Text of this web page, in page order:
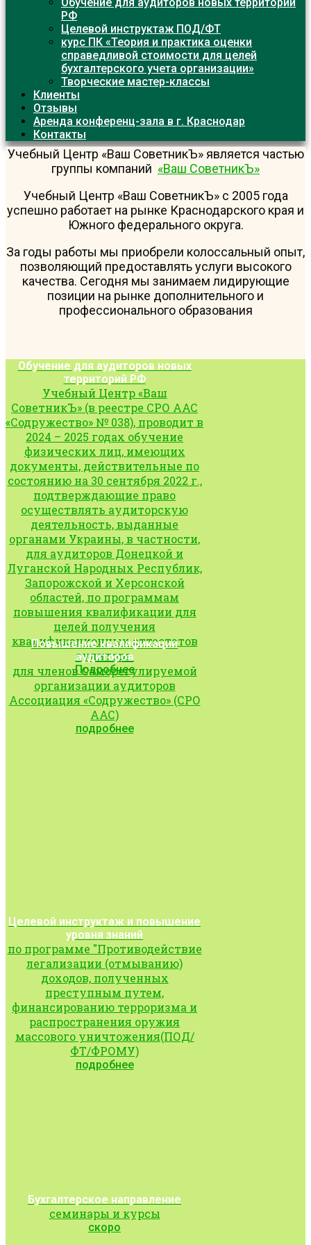
РФ
Целевой инструктаж ПОД/ФТ
курс ПК «Теория и практика оценки
справедливой стоимости для целей
бухгалтерского учета организации»
Творческие мастер-классы
Клиенты
Отзывы
Аренда конференц-зала в г. Краснодар
Контакты
Учебный Центр «Ваш СоветникЪ» является частью
группы компаний «Ваш СоветникЪ»
Учебный Центр «Ваш СоветникЪ» с 2005 года
успешно работает на рынке Краснодарского края и
Южного федерального округа.
За годы работы мы приобрели колоссальный опыт,
позволяющий предоставлять услуги высокого
качества. Сегодня мы занимаем лидирующие
позиции на рынке дополнительного и
профессионального образования
Обучение для аудиторов новых
территорий РФ
Учебный Центр «Ваш
СоветникЪ» (в реестре СРО ААС
«Содружество» № 038), проводит в
2024 – 2025 годах обучение
физических лиц, имеющих
документы, действительные по
состоянию на 30 сентября 2022 г.,
подтверждающие право
осуществлять аудиторскую
деятельность, выданные
органами Украины, в частности,
для аудиторов Донецкой и
Луганской Народных Республик,
Запорожской и Херсонской
областей, по программам
повышения квалификации для
целей получения
квалификационных аттестатов
аудитора.
Подробнее
Повышение квалификации
аудиторов
для членов Саморегулируемой
организации аудиторов
Ассоциация «Содружество» (СРО
ААС)
подробнее
Целевой инструктаж и повышение
уровня знаний
по программе "Противодействие
легализации (отмыванию)
доходов, полученных
преступным путем,
финансированию терроризма и
распространения оружия
массового уничтожения(ПОД/
ФТ/ФРОМУ)
подробнее
Бухгалтерское направление
семинары и курсы
скоро